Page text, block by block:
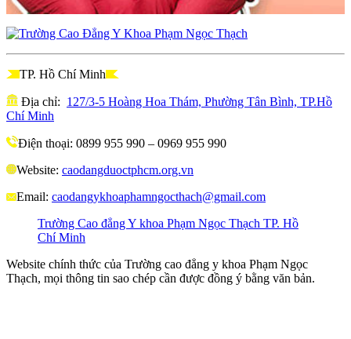
TP. Hồ Chí Minh
Địa chỉ: 127/3-5 Hoàng Hoa Thám, Phường Tân Bình, TP.Hồ
Chí Minh
Điện thoại: 0899 955 990 – 0969 955 990
Website: caodangduoctphcm.org.vn
Email: caodangykhoaphamngocthach@gmail.com
Trường Cao đẳng Y khoa Phạm Ngọc Thạch TP. Hồ
Chí Minh
Website chính thức của Trường cao đẳng y khoa Phạm Ngọc
Thạch, mọi thông tin sao chép cần được đồng ý bằng văn bản.